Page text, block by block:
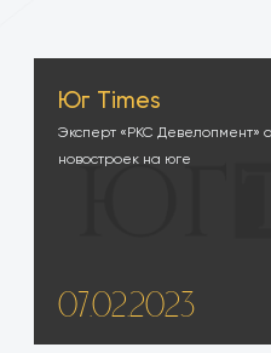
Юг Times
Эксперт «РКС Девелопмент»
новостроек на юге
07.02.2023